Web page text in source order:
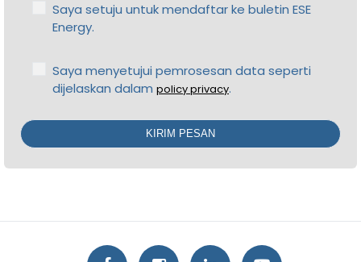
Saya setuju untuk mendaftar ke buletin ESE
Energy.
Saya menyetujui pemrosesan data seperti
dijelaskan dalam policy privacy.